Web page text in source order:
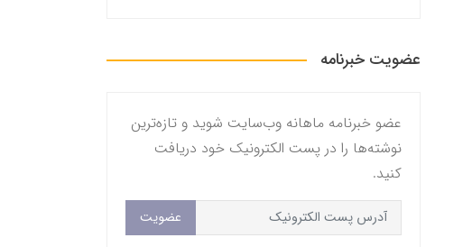
عضویت خبرنامه
عضو خبرنامه ماهانه وب‌سایت شوید و تازه‌ترین
نوشته‌ها را در پست الکترونیک خود دریافت
کنید.
عضویت